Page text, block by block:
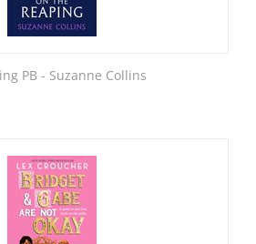
PB - Suzanne Collins